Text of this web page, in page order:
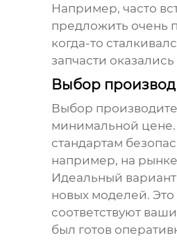
Например, часто
предложить очень
когда-то
запчасти
Выбор
Выбор
минимальной цене.
стандартам
например, на рынке
Идеальный
новых моделей. Это
соответствуют
был готов